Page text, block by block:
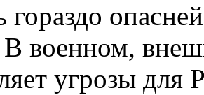
гораздо
военном,
угрозы для